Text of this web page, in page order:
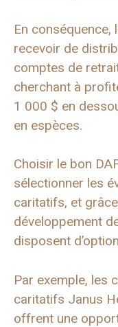
En conséquence,
recevoir de
comptes de
cherchant à
1 000 $ en
en espèces.
Choisir le bon
sélectionner les
caritatifs, et
développement
disposent
Par exemple, les
caritatifs Janus
offrent une